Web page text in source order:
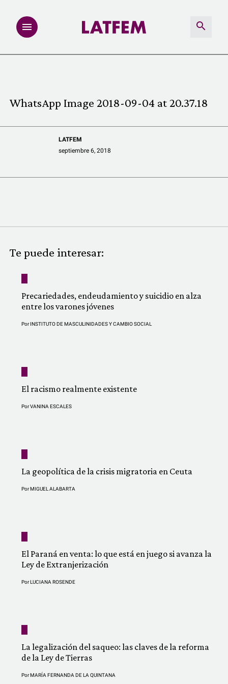
REDACCIÓN ABIERTA
LATFEMLAB.
QUIÉNES SOMOS
WhatsApp Image 2018-09-04 at 20.37.18
LATFEM
septiembre 6, 2018
Te puede interesar:
Precariedades, endeudamiento y suicidio en alza
entre los varones jóvenes
PorINSTITUTO DE MASCULINIDADES Y CAMBIO SOCIAL
El racismo realmente existente
PorVANINA ESCALES
La geopolítica de la crisis migratoria en Ceuta
PorMIGUEL ALABARTA
El Paraná en venta: lo que está en juego si avanza la
Ley de Extranjerización
PorLUCIANA ROSENDE
La legalización del saqueo: las claves de la reforma
de la Ley de Tierras
PorMARÍA FERNANDA DE LA QUINTANA